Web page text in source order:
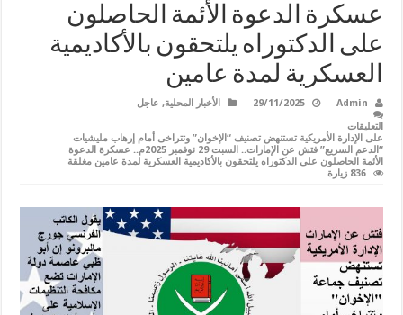
عسكرة الدعوة الأئمة الحاصلون
على الدكتوراه يلتحقون بالأكاديمية
العسكرية لمدة عامين
Admin
29/11/2025 الأخبار المحلية, عاجل
التعليقات
على الإدارة الأمريكية تستنهض تصنيف “الإخوان” وتتراخى أمام إرهاب مليشيات
“الدعم السريع” فتش عن الإمارات.. السبت 29 نوفمبر 2025م.. عسكرة الدعوة
الأئمة الحاصلون على الدكتوراه يلتحقون بالأكاديمية العسكرية لمدة عامين مغلقة
836 زيارة